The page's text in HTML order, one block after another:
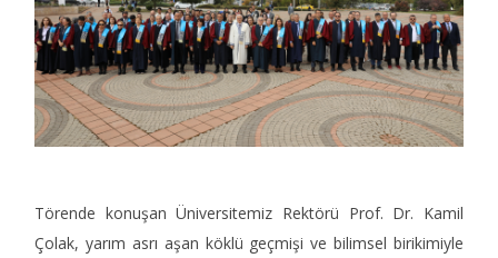
Törende konuşan Üniversitemiz Rektörü Prof. Dr. Kamil
Çolak, yarım asrı aşan köklü geçmişi ve bilimsel birikimiyle